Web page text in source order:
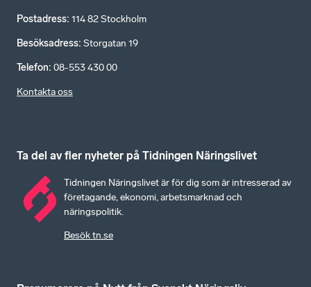
Postadress: 114 82 Stockholm
Besöksadress: Storgatan 19
Telefon: 08-553 430 00
Kontakta oss
Ta del av fler nyheter på Tidningen Näringslivet
Tidningen Näringslivet är för dig som är intresserad av
företagande, ekonomi, arbetsmarknad och
näringspolitik.
Besök tn.se